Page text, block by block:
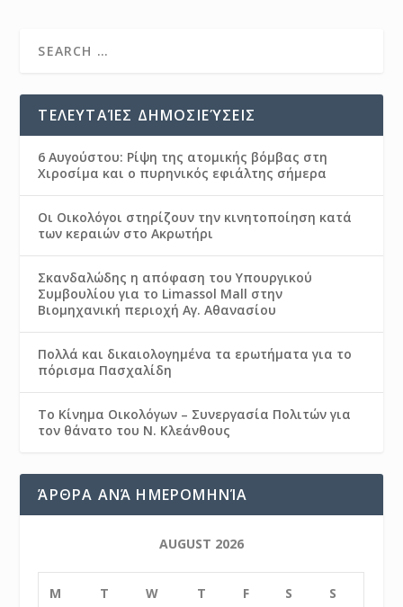
ΤΕΛΕΥΤΑΊΕΣ ΔΗΜΟΣΙΕΎΣΕΙΣ
6 Αυγούστου: Ρίψη της ατομικής βόμβας στη
Χιροσίμα και ο πυρηνικός εφιάλτης σήμερα
Οι Οικολόγοι στηρίζουν την κινητοποίηση κατά
των κεραιών στο Ακρωτήρι
Σκανδαλώδης η απόφαση του Υπουργικού
Συμβουλίου για το Limassol Mall στην
Βιομηχανική περιοχή Αγ. Αθανασίου
Πολλά και δικαιολογημένα τα ερωτήματα για το
πόρισμα Πασχαλίδη
Το Κίνημα Οικολόγων – Συνεργασία Πολιτών για
τον θάνατο του Ν. Κλεάνθους
ΆΡΘΡΑ ΑΝΆ ΗΜΕΡΟΜΗΝΊΑ
AUGUST 2026
M T W T F S S